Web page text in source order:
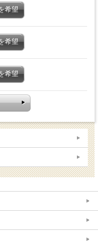
希望
希望
希望